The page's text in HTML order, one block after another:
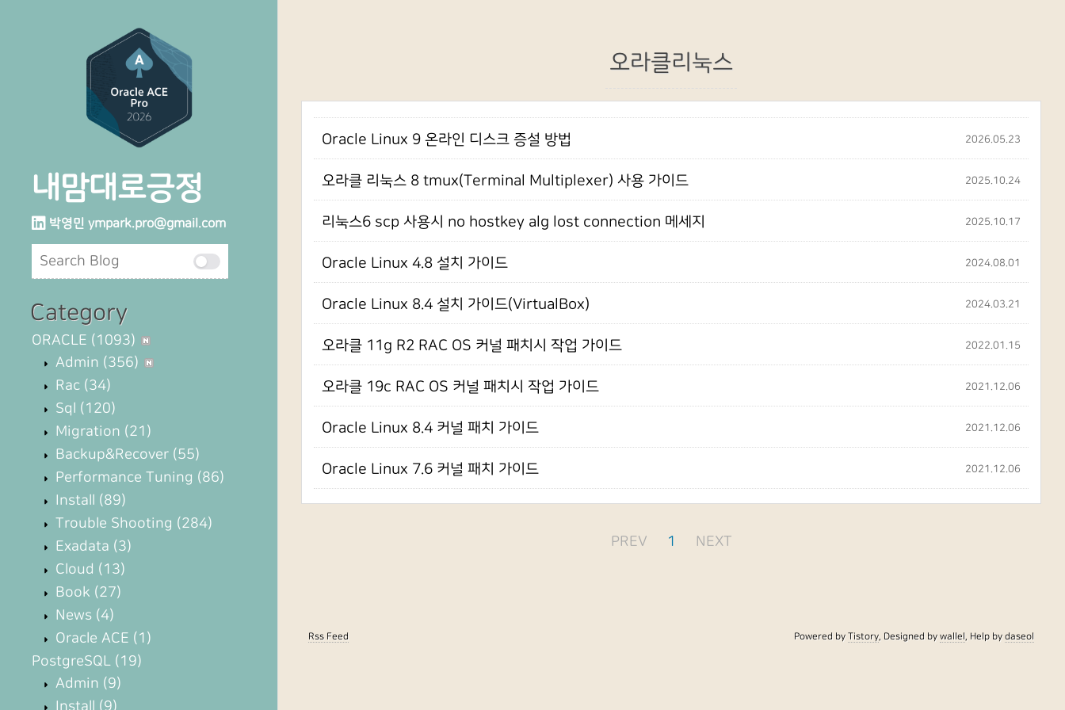
내맘대로긍정
박영민 ympark.pro@gmail.com
Category
ORACLE (1093)
Admin (356)
Rac (34)
Sql (120)
Migration (21)
Backup&Recover (55)
Performance Tuning (86)
Install (89)
Trouble Shooting (284)
Exadata (3)
Cloud (13)
Book (27)
News (4)
Oracle ACE (1)
PostgreSQL (19)
Admin (9)
Install (9)
오라클리눅스
Oracle Linux 9 온라인 디스크 증설 방법 2026.05.23
오라클 리눅스 8 tmux(Terminal Multiplexer) 사용 가이드 2025.10.24
리눅스6 scp 사용시 no hostkey alg lost connection 메세지 2025.10.17
Oracle Linux 4.8 설치 가이드 2024.08.01
Oracle Linux 8.4 설치 가이드(VirtualBox) 2024.03.21
오라클 11g R2 RAC OS 커널 패치시 작업 가이드 2022.01.15
오라클 19c RAC OS 커널 패치시 작업 가이드 2021.12.06
Oracle Linux 8.4 커널 패치 가이드 2021.12.06
Oracle Linux 7.6 커널 패치 가이드 2021.12.06
PREV 1 NEXT
Powered byTistory, Designed bywallel, Help bydaseol
Rss Feed